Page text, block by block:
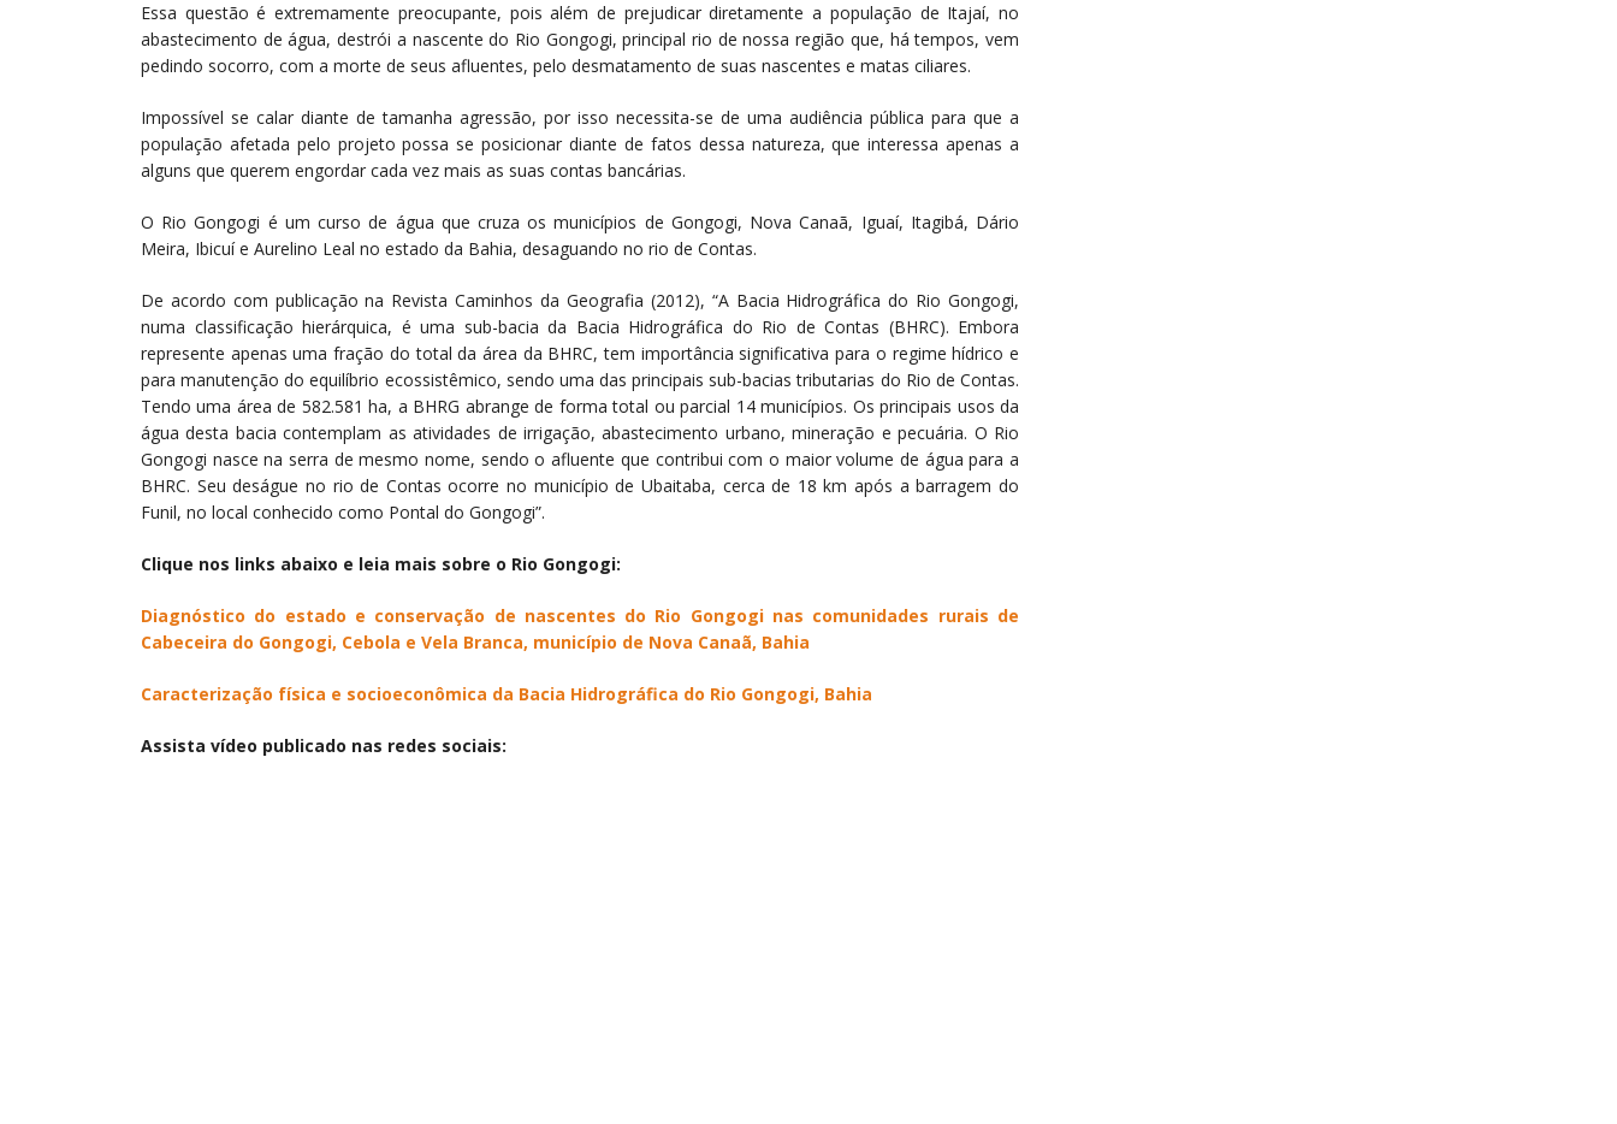
Essa questão é extremamente preocupante, pois além de prejudicar diretamente a população de Itajaí, no
abastecimento de água, destrói a nascente do Rio Gongogi, principal rio de nossa região que, há tempos, vem
pedindo socorro, com a morte de seus afluentes, pelo desmatamento de suas nascentes e matas ciliares.
Impossível se calar diante de tamanha agressão, por isso necessita-se de uma audiência pública para que a
população afetada pelo projeto possa se posicionar diante de fatos dessa natureza, que interessa apenas a
alguns que querem engordar cada vez mais as suas contas bancárias.
O Rio Gongogi é um curso de água que cruza os municípios de Gongogi, Nova Canaã, Iguaí, Itagibá, Dário
Meira, Ibicuí e Aurelino Leal no estado da Bahia, desaguando no rio de Contas.
De acordo com publicação na Revista Caminhos da Geografia (2012), “A Bacia Hidrográfica do Rio Gongogi,
numa classificação hierárquica, é uma sub-bacia da Bacia Hidrográfica do Rio de Contas (BHRC). Embora
represente apenas uma fração do total da área da BHRC, tem importância significativa para o regime hídrico e
para manutenção do equilíbrio ecossistêmico, sendo uma das principais sub-bacias tributarias do Rio de Contas.
Tendo uma área de 582.581 ha, a BHRG abrange de forma total ou parcial 14 municípios. Os principais usos da
água desta bacia contemplam as atividades de irrigação, abastecimento urbano, mineração e pecuária. O Rio
Gongogi nasce na serra de mesmo nome, sendo o afluente que contribui com o maior volume de água para a
BHRC. Seu deságue no rio de Contas ocorre no município de Ubaitaba, cerca de 18 km após a barragem do
Funil, no local conhecido como Pontal do Gongogi”.
Clique nos links abaixo e leia mais sobre o Rio Gongogi:
Diagnóstico do estado e conservação de nascentes do Rio Gongogi nas comunidades rurais de
Cabeceira do Gongogi, Cebola e Vela Branca, município de Nova Canaã, Bahia
Caracterização física e socioeconômica da Bacia Hidrográfica do Rio Gongogi, Bahia
Assista vídeo publicado nas redes sociais: